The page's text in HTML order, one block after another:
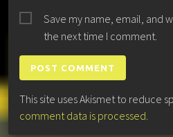
Save my name, email, and
the next time I comment.
This site uses Akismet to reduce
comment data is processed.